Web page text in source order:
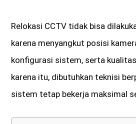
Relokasi CCTV tidak bisa
karena menyangkut posisi
konfigurasi sistem, serta
karena itu, dibutuhkan teknisi
sistem tetap bekerja maksimal